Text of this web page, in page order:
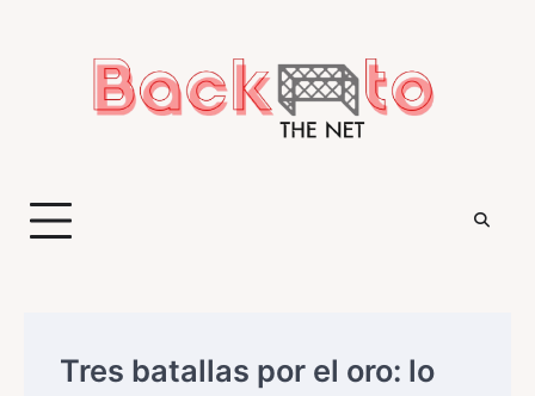
Tres batallas por el oro: lo